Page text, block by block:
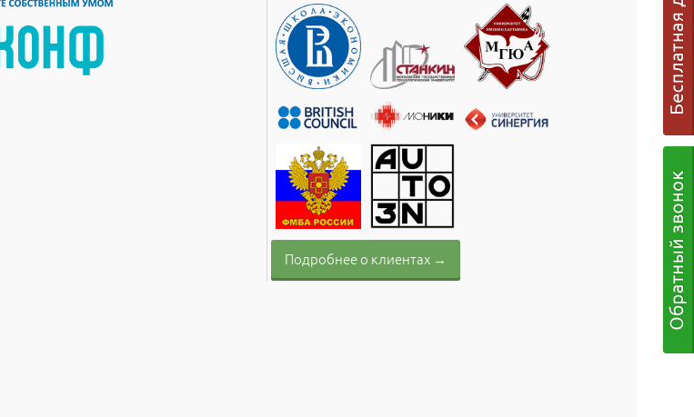
Подробнее о клиентах →